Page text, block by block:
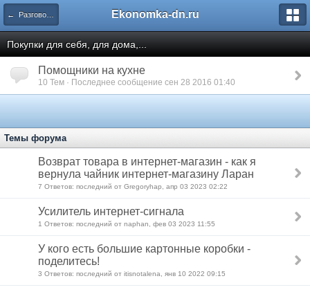
← Разговоры обо всем, обсуждения, советы, интересная и полезная информация Ekonomka-dn.ru
Покупки для себя, для дома,...
Помощники на кухне
10 Тем · Последнее сообщение сен 28 2016 01:40
Темы форума
Возврат товара в интернет-магазин - как я
вернула чайник интернет-магазину Ларан
7 Ответов: последний от Gregoryhap, апр 03 2023 02:22
Усилитель интернет-сигнала
1 Ответов: последний от naphan, фев 03 2023 11:55
У кого есть большие картонные коробки -
поделитесь!
3 Ответов: последний от itisnotalena, янв 10 2022 09:15